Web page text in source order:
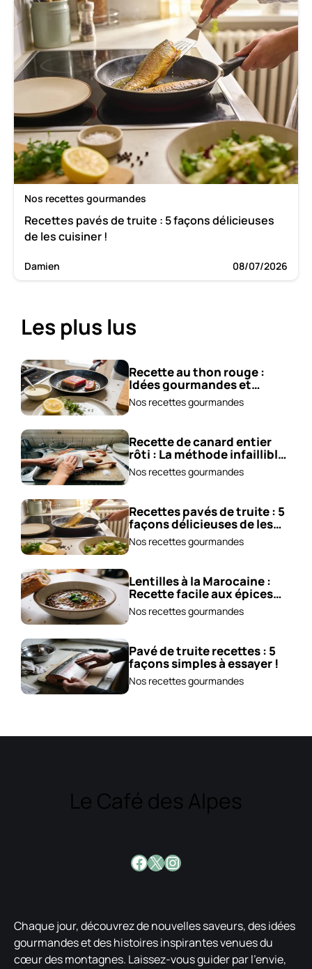
Nos recettes gourmandes
Recettes pavés de truite : 5 façons délicieuses
de les cuisiner !
Damien 08/07/2026
Les plus lus
Recette au thon rouge :
Idées gourmandes et
accompagnements !
Nos recettes gourmandes
Recette de canard entier
rôti : La méthode infaillible
!Nos recettes gourmandes
Recettes pavés de truite : 5
façons délicieuses de les
cuisiner !
Nos recettes gourmandes
Lentilles à la Marocaine :
Recette facile aux épices
et carottes!
Nos recettes gourmandes
Pavé de truite recettes : 5
façons simples à essayer !
Nos recettes gourmandes
Le Café des Alpes
Facebook
X Instagram
Chaque jour, découvrez de nouvelles saveurs, des idées
gourmandes et des histoires inspirantes venues du
cœur des montagnes. Laissez-vous guider par l’envie,